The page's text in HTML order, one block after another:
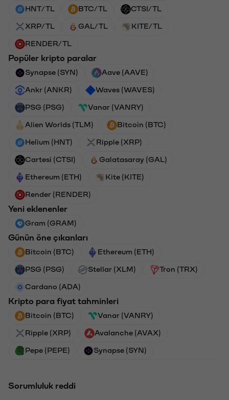
HNT/TL BTC/TL CTSI/TL
XRP/TL GAL/TL KITE/TL
RENDER/TL
Popüler kripto paralar
Synapse (SYN) Aave (AAVE)
Ankr (ANKR) Waves (WAVES)
PSG (PSG) Vanar (VANRY)
Alien Worlds (TLM) Bitcoin (BTC)
Helium (HNT) Ripple (XRP)
Cartesi (CTSI) Galatasaray (GAL)
Ethereum (ETH) Kite (KITE)
Render (RENDER)
Yeni eklenenler
Gram (GRAM)
Günün öne çıkanları
Bitcoin (BTC) Ethereum (ETH)
PSG (PSG) Stellar (XLM) Tron (TRX)
Cardano (ADA)
Kripto para fiyat tahminleri
Bitcoin (BTC) Vanar (VANRY)
Ripple (XRP) Avalanche (AVAX)
Pepe (PEPE) Synapse (SYN)
Sorumluluk reddi